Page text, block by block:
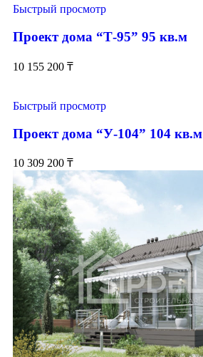
Быстрый просмотр
Проект дома “Т-95” 95 кв.м
10 155 200 ₸
Быстрый просмотр
Проект дома “У-104” 104 кв.м
10 309 200 ₸